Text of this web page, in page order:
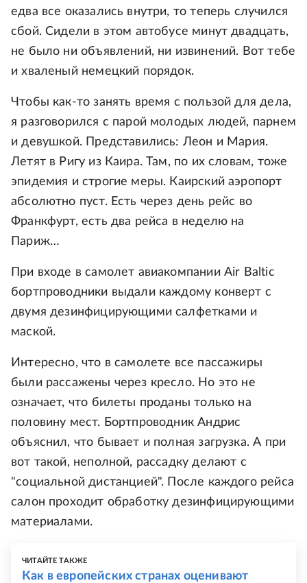
едва все оказались внутри, то теперь случился
сбой. Сидели в этом автобусе минут двадцать,
не было ни объявлений, ни извинений. Вот тебе
и хваленый немецкий порядок.
Чтобы как-то занять время с пользой для дела,
я разговорился с парой молодых людей, парнем
и девушкой. Представились: Леон и Мария.
Летят в Ригу из Каира. Там, по их словам, тоже
эпидемия и строгие меры. Каирский аэропорт
абсолютно пуст. Есть через день рейс во
Франкфурт, есть два рейса в неделю на
Париж…
При входе в самолет авиакомпании Air Baltic
бортпроводники выдали каждому конверт с
двумя дезинфицирующими салфетками и
маской.
Интересно, что в самолете все пассажиры
были рассажены через кресло. Но это не
означает, что билеты проданы только на
половину мест. Бортпроводник Андрис
объяснил, что бывает и полная загрузка. А при
вот такой, неполной, рассадку делают с
"социальной дистанцией". После каждого рейса
салон проходит обработку дезинфицирующими
материалами.
ЧИТАЙТЕ ТАКЖЕ
Как в европейских странах оценивают